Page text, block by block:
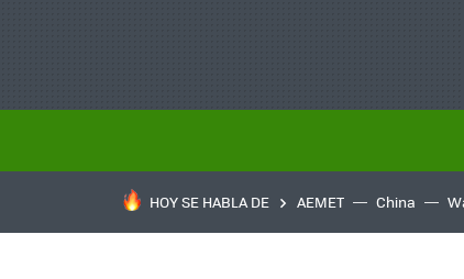
HOY SE HABLA DE AEMET China